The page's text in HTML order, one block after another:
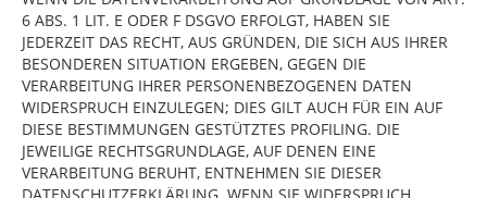
6 ABS. 1 LIT. E ODER F DSGVO ERFOLGT, HABEN SIE
JEDERZEIT DAS RECHT, AUS GRÜNDEN, DIE SICH AUS IHRER
BESONDEREN SITUATION ERGEBEN, GEGEN DIE
VERARBEITUNG IHRER PERSONENBEZOGENEN DATEN
WIDERSPRUCH EINZULEGEN; DIES GILT AUCH FÜR EIN AUF
DIESE BESTIMMUNGEN GESTÜTZTES PROFILING. DIE
JEWEILIGE RECHTSGRUNDLAGE, AUF DENEN EINE
VERARBEITUNG BERUHT, ENTNEHMEN SIE DIESER